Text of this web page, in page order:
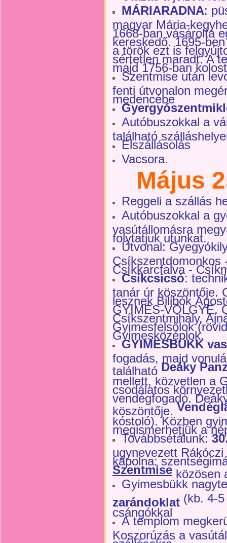
MÁRIARADNA:
magyar Mária-
1668-ban vásárolta
kereskedő. 1695-
a török ezt is
sértetlen maradt. A
majd 1756-ban
Szentmise után
fenti útvonalon
medencébe
Autóbuszokkal a
található
Elszállásolás
Vacsora.
Május
Reggeli a szállás
Autóbuszokkal a
vasútállomásra
folytatjuk utunkat.
Útvonal:
Csíkszentdomonkos
Csíkkarcfalva -
Csíkcsicsó:
tanár úr köszöntője.
lesznek Bilibók
GYIMES-VÖLGYE.
Csíkszentmihály,
Gyimesfelsőlok
Gyimesközéplok.
GYIMESBÜKK
fogadás, majd
található Deáky
mellett, közvetlen a
csodálatos
vendégfogadó.
köszöntője.
kóstoló). Közben
megismerhetjük a
Továbbsétálunk:
ugynevezett
kápolna:
Szentmise közösen
Gyimesbükk
zarándoklat (kb. 4-
csángókkal
A templom
Koszorúzás a
szállásokra.